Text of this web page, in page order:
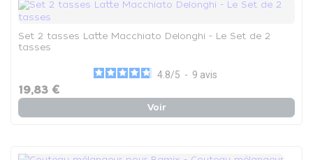
Set 2 tasses Latte Macchiato Delonghi - Le Set de 2
tasses
4.8/5 - 9 avis
19,83 €
Voir